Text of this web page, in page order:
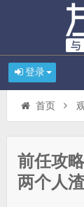
登录
首页
前任攻
两个人渣